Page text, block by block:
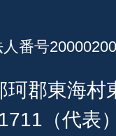
人番号
郡東海村
（代表